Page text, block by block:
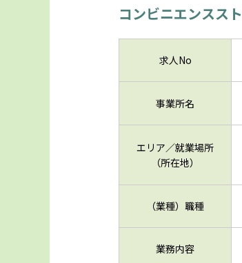
コンビニエンスス
求人No
事業所名
エリア／就業場所
（所在地）
（業種）職種
業務内容